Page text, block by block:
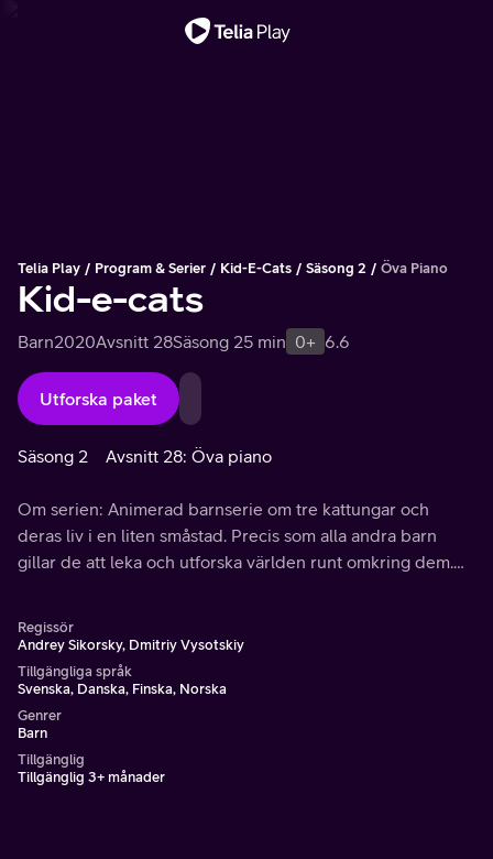
Telia Play Program & Serier Kid-E-Cats Säsong 2 Öva Piano
Kid-e-cats
Barn2020Avsnitt 28Säsong 25 min 0+ 6.6
Utforska paket
Säsong 2 Avsnitt 28: Öva piano
Om serien: Animerad barnserie om tre kattungar och
deras liv i en liten småstad. Precis som alla andra barn
gillar de att leka och utforska världen runt omkring dem.
Regissör
Andrey Sikorsky, Dmitriy Vysotskiy
Tillgängliga språk
Svenska, Danska, Finska, Norska
Genrer
Barn
Tillgänglig
Tillgänglig 3+ månader